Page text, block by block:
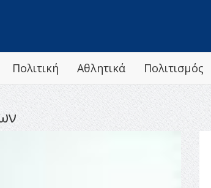
Πολιτική Αθλητικά Πολιτισμός